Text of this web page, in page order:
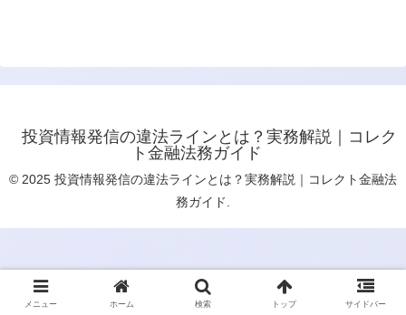
投資情報発信の違法ラインとは？実務解説｜コレク
ト金融法務ガイド
© 2025 投資情報発信の違法ラインとは？実務解説｜コレクト金融法
務ガイド.
メニュー ホーム 検索 トップ サイドバー